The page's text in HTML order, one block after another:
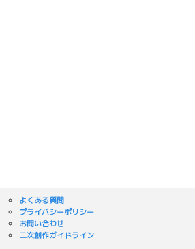
よくある質問
プライバシーポリシー
お問い合わせ
二次創作ガイドライン